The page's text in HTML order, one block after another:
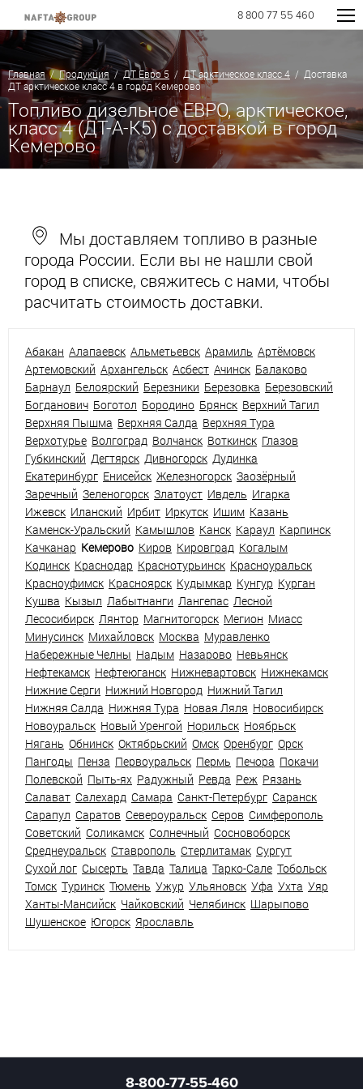
8 800 77 55 460
Главная/Продукция/ДТ Евро 5 / ДТ арктическое класс 4 / Доставка
ДТ арктическое класс 4 в город Кемерово
Топливо дизельное ЕВРО, арктическое,
класс 4 (ДТ-А-К5) с доставкой в город
Кемерово
Мы доставляем топливо в разные
города России. Если вы не нашли свой
город в списке, свяжитесь с нами, чтобы
расчитать стоимость доставки.
Абакан Алапаевск Альметьевск Арамиль Артёмовск
Артемовский Архангельск Асбест Ачинск Балаково
Барнаул Белоярский Березники Березовка Березовский
Богданович Боготол Бородино Брянск Верхний Тагил
Верхняя Пышма Верхняя Салда Верхняя Тура
Верхотурье Волгоград Волчанск Воткинск Глазов
Губкинский Дегтярск Дивногорск Дудинка
Екатеринбург Енисейск Железногорск Заозёрный
Заречный Зеленогорск Златоуст Ивдель Игарка
Ижевск Иланский Ирбит Иркутск Ишим Казань
Каменск-Уральский Камышлов Канск Караул Карпинск
Качканар Кемерово Киров Кировград Когалым
Кодинск Краснодар Краснотурьинск Красноуральск
Красноуфимск Красноярск Кудымкар Кунгур Курган
Кушва Кызыл Лабытнанги Лангепас Лесной
Лесосибирск Лянтор Магнитогорск Мегион Миасс
Минусинск Михайловск Москва Муравленко
Набережные Челны Надым Назарово Невьянск
Нефтекамск Нефтеюганск Нижневартовск Нижнекамск
Нижние Серги Нижний Новгород Нижний Тагил
Нижняя Салда Нижняя Тура Новая Ляля Новосибирск
Новоуральск Новый Уренгой Норильск Ноябрьск
Нягань Обнинск Октябрьский Омск Оренбург Орск
Пангоды Пенза Первоуральск Пермь Печора Покачи
Полевской Пыть-ях Радужный Ревда Реж Рязань
Салават Салехард Самара Санкт-Петербург Саранск
Сарапул Саратов Североуральск Серов Симферополь
Советский Соликамск Солнечный Сосновоборск
Среднеуральск Ставрополь Стерлитамак Сургут
Сухой лог Сысерть Тавда Талица Тарко-Сале Тобольск
Томск Туринск Тюмень Ужур Ульяновск Уфа Ухта Уяр
Ханты-Мансийск Чайковский Челябинск Шарыпово
Шушенское Югорск Ярославль
8-800-77-55-460